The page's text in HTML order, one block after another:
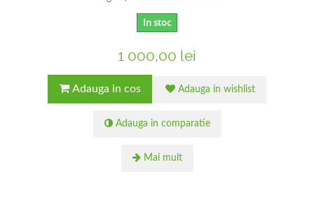
In stoc
1 000,00 lei
Adauga in cos Adauga in wishlist
Adauga in comparatie
Mai mult